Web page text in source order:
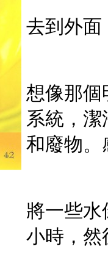
去到外面
想像那個
系統，
和廢物。
將一些水
小時，然